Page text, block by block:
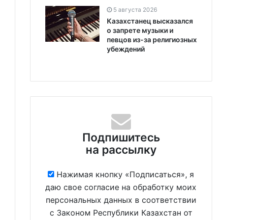
5 августа 2026
Казахстанец высказался
о запрете музыки и
певцов из-за религиозных
убеждений
Подпишитесь
на рассылку
Нажимая кнопку «Подписаться», я
даю свое согласие на обработку моих
персональных данных в соответствии
с Законом Республики Казахстан от